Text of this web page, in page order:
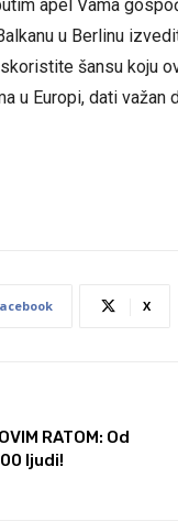
apel Vama
u Berlinu
šansu koju
u Europi, dati
X
RATOM: Od
ljudi!